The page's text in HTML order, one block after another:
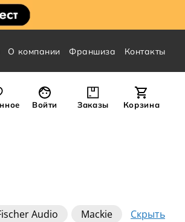
О компании Франшиза Контакты
Войти Заказы Корзина
Скрыть
Audio
Mackie